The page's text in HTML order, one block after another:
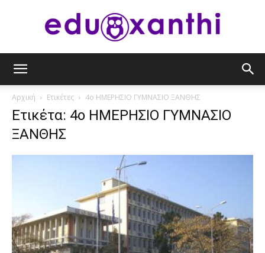
Αρχική Ετικέτες 4ο ΗΜΕΡΗΣΙΟ ΓΥΜΝΑΣΙΟ ΞΑΝΘΗΣ
Ετικέτα: 4ο ΗΜΕΡΗΣΙΟ ΓΥΜΝΑΣΙΟ
ΞΑΝΘΗΣ